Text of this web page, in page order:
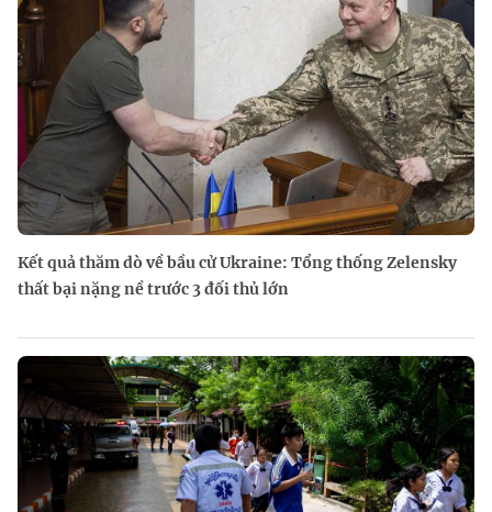
Kết quả thăm dò về bầu cử Ukraine: Tổng thống Zelensky
thất bại nặng nề trước 3 đối thủ lớn